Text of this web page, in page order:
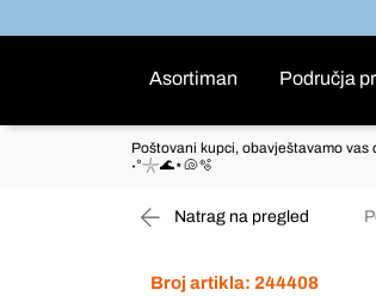
Asortiman Područja
Poštovani kupci, obavještavamo
˖°𓇼🌊⋆🐚🫧
Natrag na pregled
Broj artikla: 244408